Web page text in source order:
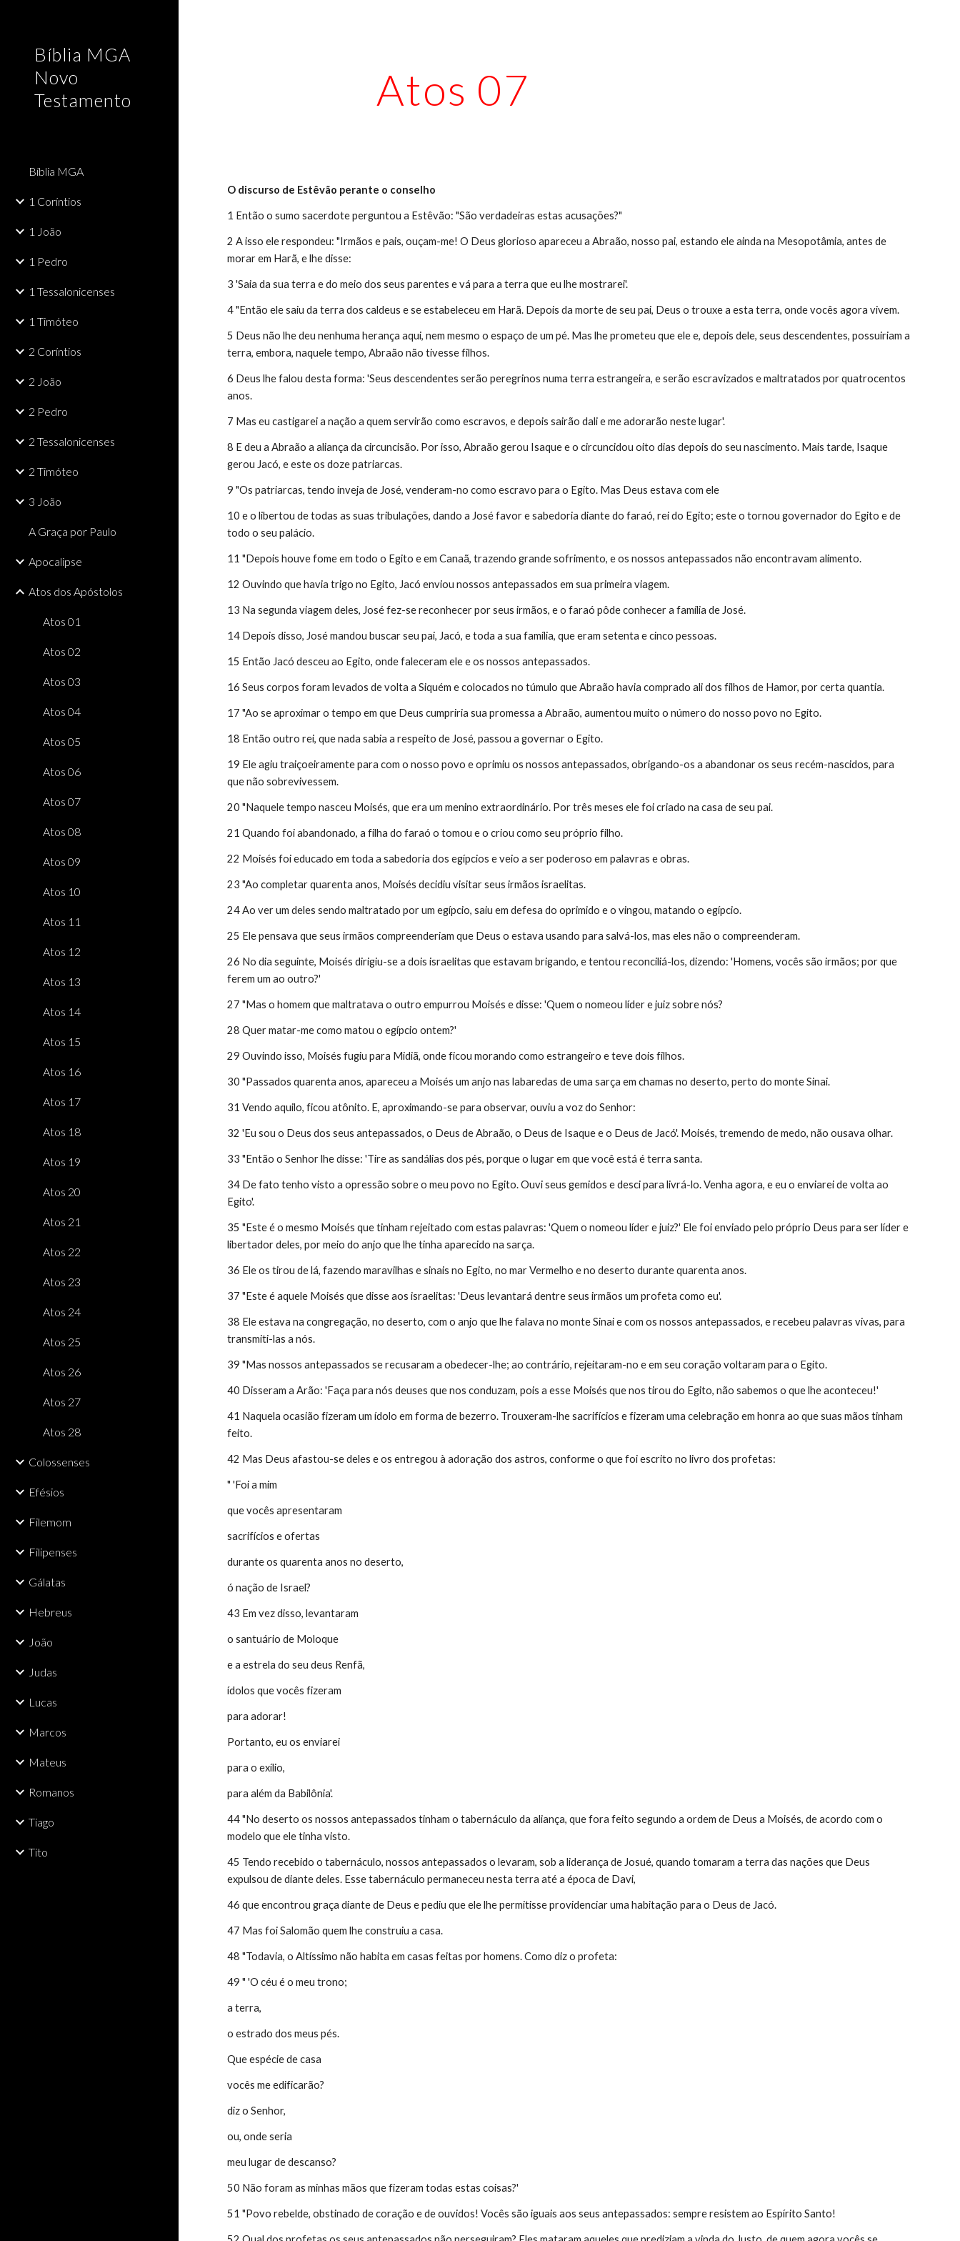
Bíblia MGA
Novo
Testamento
Bíblia MGA
1 Coríntios
1 João
1 Pedro
1 Tessalonicenses
1 Timóteo
2 Coríntios
2 João
2 Pedro
2 Tessalonicenses
2 Timóteo
3 João
A Graça por Paulo
Apocalipse
Atos dos Apóstolos
Atos 01
Atos 02
Atos 03
Atos 04
Atos 05
Atos 06
Atos 07
Atos 08
Atos 09
Atos 10
Atos 11
Atos 12
Atos 13
Atos 14
Atos 15
Atos 16
Atos 17
Atos 18
Atos 19
Atos 20
Atos 21
Atos 22
Atos 23
Atos 24
Atos 25
Atos 26
Atos 27
Atos 28
Colossenses
Efésios
Filemom
Filipenses
Gálatas
Hebreus
João
Judas
Lucas
Marcos
Mateus
Romanos
Tiago
Tito
Atos 07
O discurso de Estêvão perante o conselho
1 Então o sumo sacerdote perguntou a Estêvão: "São verdadeiras estas acusações?"
2 A isso ele respondeu: "Irmãos e pais, ouçam-me! O Deus glorioso apareceu a Abraão, nosso pai, estando ele ainda na Mesopotâmia, antes de
morar em Harã, e lhe disse:
3 'Saia da sua terra e do meio dos seus parentes e vá para a terra que eu lhe mostrarei'.
4 "Então ele saiu da terra dos caldeus e se estabeleceu em Harã. Depois da morte de seu pai, Deus o trouxe a esta terra, onde vocês agora vivem.
5 Deus não lhe deu nenhuma herança aqui, nem mesmo o espaço de um pé. Mas lhe prometeu que ele e, depois dele, seus descendentes, possuiriam a
terra, embora, naquele tempo, Abraão não tivesse filhos.
6 Deus lhe falou desta forma: 'Seus descendentes serão peregrinos numa terra estrangeira, e serão escravizados e maltratados por quatrocentos
anos.
7 Mas eu castigarei a nação a quem servirão como escravos, e depois sairão dali e me adorarão neste lugar'.
8 E deu a Abraão a aliança da circuncisão. Por isso, Abraão gerou Isaque e o circuncidou oito dias depois do seu nascimento. Mais tarde, Isaque
gerou Jacó, e este os doze patriarcas.
9 "Os patriarcas, tendo inveja de José, venderam-no como escravo para o Egito. Mas Deus estava com ele
10 e o libertou de todas as suas tribulações, dando a José favor e sabedoria diante do faraó, rei do Egito; este o tornou governador do Egito e de
todo o seu palácio.
11 "Depois houve fome em todo o Egito e em Canaã, trazendo grande sofrimento, e os nossos antepassados não encontravam alimento.
12 Ouvindo que havia trigo no Egito, Jacó enviou nossos antepassados em sua primeira viagem.
13 Na segunda viagem deles, José fez-se reconhecer por seus irmãos, e o faraó pôde conhecer a família de José.
14 Depois disso, José mandou buscar seu pai, Jacó, e toda a sua família, que eram setenta e cinco pessoas.
15 Então Jacó desceu ao Egito, onde faleceram ele e os nossos antepassados.
16 Seus corpos foram levados de volta a Siquém e colocados no túmulo que Abraão havia comprado ali dos filhos de Hamor, por certa quantia.
17 "Ao se aproximar o tempo em que Deus cumpriria sua promessa a Abraão, aumentou muito o número do nosso povo no Egito.
18 Então outro rei, que nada sabia a respeito de José, passou a governar o Egito.
19 Ele agiu traiçoeiramente para com o nosso povo e oprimiu os nossos antepassados, obrigando-os a abandonar os seus recém-nascidos, para
que não sobrevivessem.
20 "Naquele tempo nasceu Moisés, que era um menino extraordinário. Por três meses ele foi criado na casa de seu pai.
21 Quando foi abandonado, a filha do faraó o tomou e o criou como seu próprio filho.
22 Moisés foi educado em toda a sabedoria dos egípcios e veio a ser poderoso em palavras e obras.
23 "Ao completar quarenta anos, Moisés decidiu visitar seus irmãos israelitas.
24 Ao ver um deles sendo maltratado por um egípcio, saiu em defesa do oprimido e o vingou, matando o egípcio.
25 Ele pensava que seus irmãos compreenderiam que Deus o estava usando para salvá-los, mas eles não o compreenderam.
26 No dia seguinte, Moisés dirigiu-se a dois israelitas que estavam brigando, e tentou reconciliá-los, dizendo: 'Homens, vocês são irmãos; por que
ferem um ao outro?'
27 "Mas o homem que maltratava o outro empurrou Moisés e disse: 'Quem o nomeou líder e juiz sobre nós?
28 Quer matar-me como matou o egípcio ontem?'
29 Ouvindo isso, Moisés fugiu para Midiã, onde ficou morando como estrangeiro e teve dois filhos.
30 "Passados quarenta anos, apareceu a Moisés um anjo nas labaredas de uma sarça em chamas no deserto, perto do monte Sinai.
31 Vendo aquilo, ficou atônito. E, aproximando-se para observar, ouviu a voz do Senhor:
32 'Eu sou o Deus dos seus antepassados, o Deus de Abraão, o Deus de Isaque e o Deus de Jacó'. Moisés, tremendo de medo, não ousava olhar.
33 "Então o Senhor lhe disse: 'Tire as sandálias dos pés, porque o lugar em que você está é terra santa.
34 De fato tenho visto a opressão sobre o meu povo no Egito. Ouvi seus gemidos e desci para livrá-lo. Venha agora, e eu o enviarei de volta ao
Egito'.
35 "Este é o mesmo Moisés que tinham rejeitado com estas palavras: 'Quem o nomeou líder e juiz?' Ele foi enviado pelo próprio Deus para ser líder e
libertador deles, por meio do anjo que lhe tinha aparecido na sarça.
36 Ele os tirou de lá, fazendo maravilhas e sinais no Egito, no mar Vermelho e no deserto durante quarenta anos.
37 "Este é aquele Moisés que disse aos israelitas: 'Deus levantará dentre seus irmãos um profeta como eu'.
38 Ele estava na congregação, no deserto, com o anjo que lhe falava no monte Sinai e com os nossos antepassados, e recebeu palavras vivas, para
transmiti-las a nós.
39 "Mas nossos antepassados se recusaram a obedecer-lhe; ao contrário, rejeitaram-no e em seu coração voltaram para o Egito.
40 Disseram a Arão: 'Faça para nós deuses que nos conduzam, pois a esse Moisés que nos tirou do Egito, não sabemos o que lhe aconteceu!'
41 Naquela ocasião fizeram um ídolo em forma de bezerro. Trouxeram-lhe sacrifícios e fizeram uma celebração em honra ao que suas mãos tinham
feito.
42 Mas Deus afastou-se deles e os entregou à adoração dos astros, conforme o que foi escrito no livro dos profetas:
" 'Foi a mim
que vocês apresentaram
sacrifícios e ofertas
durante os quarenta anos no deserto,
ó nação de Israel?
43 Em vez disso, levantaram
o santuário de Moloque
e a estrela do seu deus Renfã,
ídolos que vocês fizeram
para adorar!
Portanto, eu os enviarei
para o exílio,
para além da Babilônia'.
44 "No deserto os nossos antepassados tinham o tabernáculo da aliança, que fora feito segundo a ordem de Deus a Moisés, de acordo com o
modelo que ele tinha visto.
45 Tendo recebido o tabernáculo, nossos antepassados o levaram, sob a liderança de Josué, quando tomaram a terra das nações que Deus
expulsou de diante deles. Esse tabernáculo permaneceu nesta terra até a época de Davi,
46 que encontrou graça diante de Deus e pediu que ele lhe permitisse providenciar uma habitação para o Deus de Jacó.
47 Mas foi Salomão quem lhe construiu a casa.
48 "Todavia, o Altíssimo não habita em casas feitas por homens. Como diz o profeta:
49 " 'O céu é o meu trono;
a terra,
o estrado dos meus pés.
Que espécie de casa
vocês me edificarão?
diz o Senhor,
ou, onde seria
meu lugar de descanso?
50 Não foram as minhas mãos que fizeram todas estas coisas?'
51 "Povo rebelde, obstinado de coração e de ouvidos! Vocês são iguais aos seus antepassados: sempre resistem ao Espírito Santo!